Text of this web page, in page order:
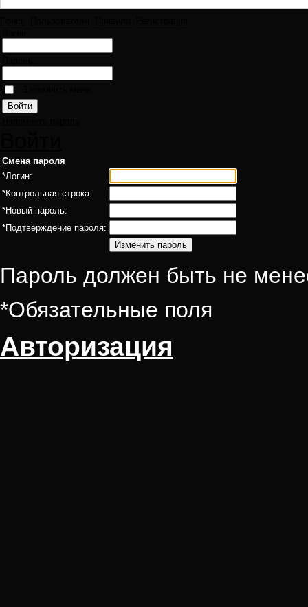
Смена пароля
*Логин:
*Контрольная строка:
*Новый пароль:
*Подтверждение пароля:
Пароль должен быть не
*Обязательные поля
Авторизация